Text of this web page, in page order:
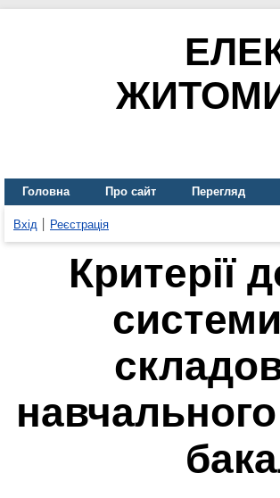
Головна Про сайт Перегляд
Вхід Реєстрація
Критерії